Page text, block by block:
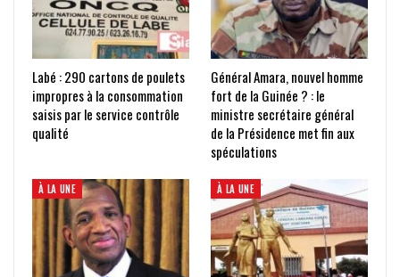
Labé : 290 cartons de poulets
impropres à la consommation
saisis par le service contrôle
qualité
Général Amara, nouvel homme
fort de la Guinée ? : le
ministre secrétaire général
de la Présidence met fin aux
spéculations
À LA UNE À LA UNE